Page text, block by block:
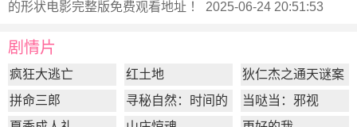
的形状电影完整版免费观看地址 ！ 2025-06-24 20:51:53
剧情片
疯狂大逃亡 红土地
狄仁杰之通天谜案
拼命三郎
寻秘自然：时间的
形状
当哒当：邪视